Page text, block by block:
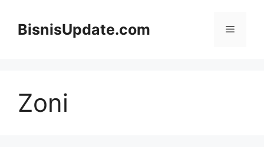
BisnisUpdate.com Menu
Zoni